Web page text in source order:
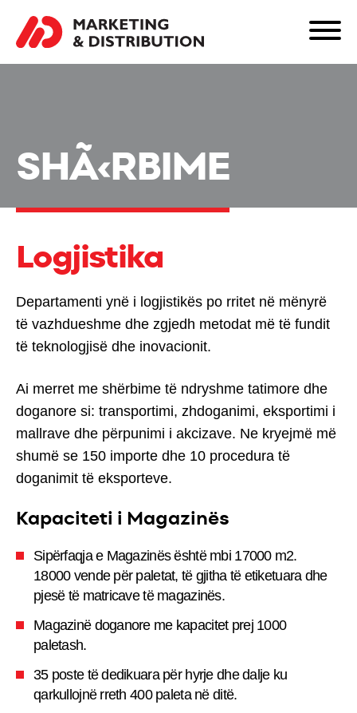
SHÃ‹RBIME
Logjistika
Departamenti ynë i logjistikës po rritet në mënyrë
të vazhdueshme dhe zgjedh metodat më të fundit
të teknologjisë dhe inovacionit.
Ai merret me shërbime të ndryshme tatimore dhe
doganore si: transportimi, zhdoganimi, eksportimi i
mallrave dhe përpunimi i akcizave. Ne kryejmë më
shumë se 150 importe dhe 10 procedura të
doganimit të eksporteve.
Kapaciteti i Magazinës
Sipërfaqja e Magazinës është mbi 17000 m2.
18000 vende për paletat, të gjitha të etiketuara dhe
pjesë të matricave të magazinës.
Magazinë doganore me kapacitet prej 1000
paletash.
35 poste të dedikuara për hyrje dhe dalje ku
qarkullojnë rreth 400 paleta në ditë.